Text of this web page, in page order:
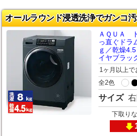
オールラウンド浸透洗浄でガンコ
ＡＱＵＡ
っ直ぐドラ
ｇ／乾燥
イヤブラ
1ヶ月以上で
全2色
サイズ
下取り